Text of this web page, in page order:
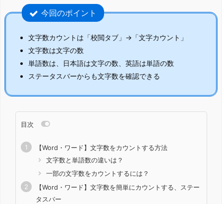
今回のポイント
文字数カウントは「校閲タブ」→「文字カウント」
文字数は文字の数
単語数は、日本語は文字の数、英語は単語の数
ステータスバーからも文字数を確認できる
目次
【Word・ワード】文字数をカウントする方法
文字数と単語数の違いは？
一部の文字数をカウントするには？
【Word・ワード】文字数を簡単にカウントする、ステー
タスバー